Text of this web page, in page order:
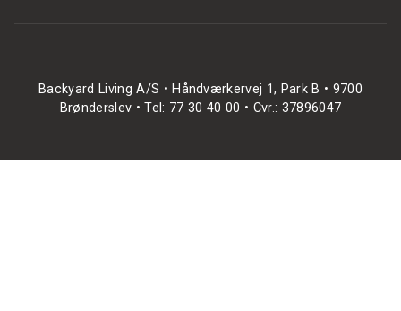
Backyard Living A/S • Håndværkervej 1, Park B • 9700
Brønderslev • Tel: 77 30 40 00 • Cvr.: 37896047